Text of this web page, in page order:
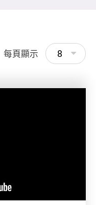
每頁顯示 8